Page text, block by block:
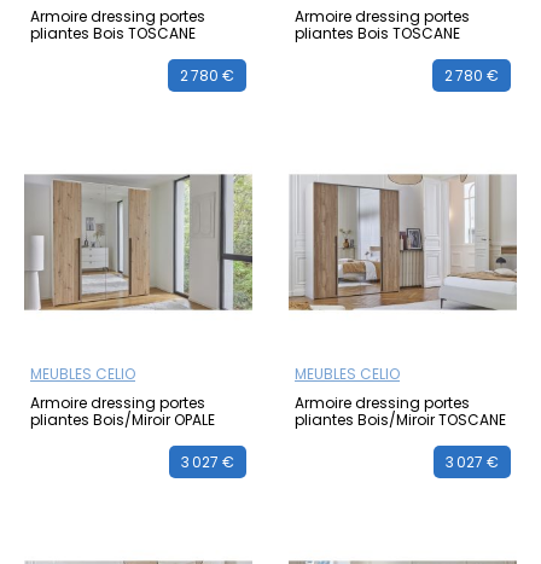
Armoire dressing portes
pliantes Bois TOSCANE
2 780 €
Armoire dressing portes
pliantes Bois TOSCANE
2 780 €
MEUBLES CELIO
Armoire dressing portes
pliantes Bois/Miroir OPALE
3 027 €
MEUBLES CELIO
Armoire dressing portes
pliantes Bois/Miroir TOSCANE
3 027 €